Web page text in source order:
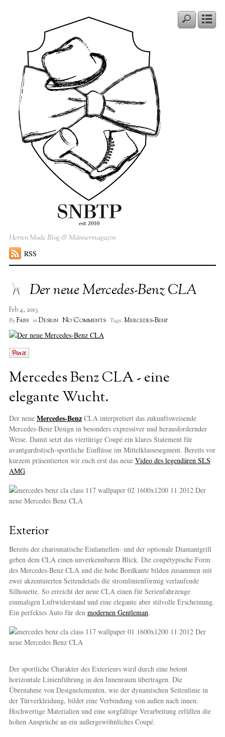
Herren Mode Blog & Männermagazin
RSS
Der neue Mercedes-Benz CLA
Feb 4, 2013
ByFabs inDesign No Comments Tags:Mercedes-Benz
Mercedes Benz CLA - eine
elegante Wucht.
Der neue Mercedes-BenzCLA interpretiert das zukunftsweisende
Mercedes-Benz Design in besonders expressiver und herausfordernder
Weise. Damit setzt das viertürige Coupé ein klares Statement für
avantgardistisch-sportliche Einflüsse im Mittelklassesegment. Bereits vor
kurzem präsentierten wir euch erst das neue Video des legendären SLS
AMG.
Exterior
Bereits der charismatische Einlamellen- und der optionale Diamantgrill
geben dem CLA einen unverkennbaren Blick. Die coupétypische Form
des Mercedes-Benz CLA und die hohe Bordkante bilden zusammen mit
zwei akzentuierten Seitendetails die stromlinienförmig verlaufende
Silhouette. So erreicht der neue CLA einen für Serienfahrzeuge
einmaligen Luftwiderstand und eine elegante aber stilvolle Erscheinung.
Ein perfektes Auto für den modernen Gentleman.
Der sportliche Charakter des Exterieurs wird durch eine betont
horizontale Linienführung in den Innenraum übertragen. Die
Übernahme von Designelementen, wie der dynamischen Seitenlinie in
der Türverkleidung, bildet eine Verbindung von außen nach innen.
Hochwertige Materialien und eine sorgfältige Verarbeitung erfüllen die
hohen Ansprüche an ein außergewöhnliches Coupé.